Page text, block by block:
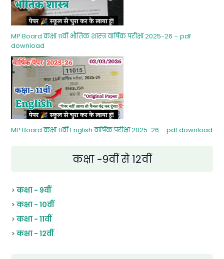
MP Board कक्षा 11वीं भौतिक शास्‍त्र वार्षिक परीक्षा 2025-26 – pdf
download
MP Board कक्षा 11वीं English वार्षिक परीक्षा 2025-26 – pdf download
कक्षा -9वीं से 12वीं
>कक्षा - 9वीं
>कक्षा - 10वीं
>कक्षा - 11वीं
>कक्षा - 12वीं